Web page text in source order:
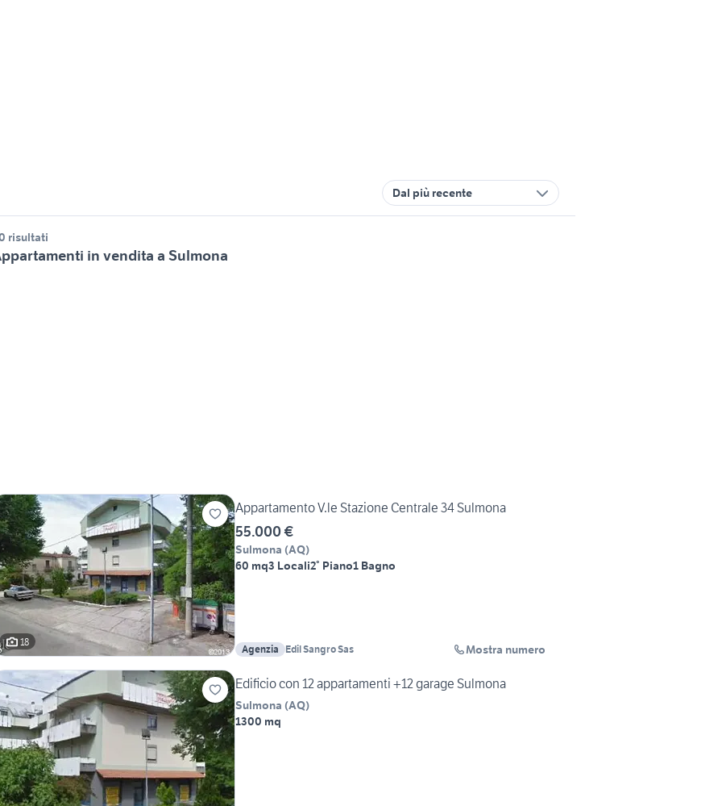
Dal più recente
risultati
in vendita a Sulmona
18
Appartamento V.le Stazione Centrale 34 Sulmona
55.000 €
Sulmona (AQ)
60 mq3 Locali2° Piano1 Bagno
Agenzia Edil Sangro Sas Mostra numero
Edificio con 12 appartamenti +12 garage Sulmona
Sulmona (AQ)
1300 mq